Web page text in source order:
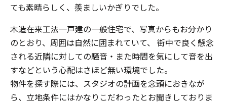
ても素晴らしく、羨ましいかぎりでした。
木造在来工法一戸建の一般住宅で、写真からもお分かり
のとおり、周囲は自然に囲まれていて、 街中で良く懸念
される近隣に対しての騒音・また時間を気にして音を出
すなどという心配はさほど無い環境でした。
物件を探す際には、スタジオの計画を念頭におきなが
ら、立地条件にはかなりこだわったとお聞きしておりま